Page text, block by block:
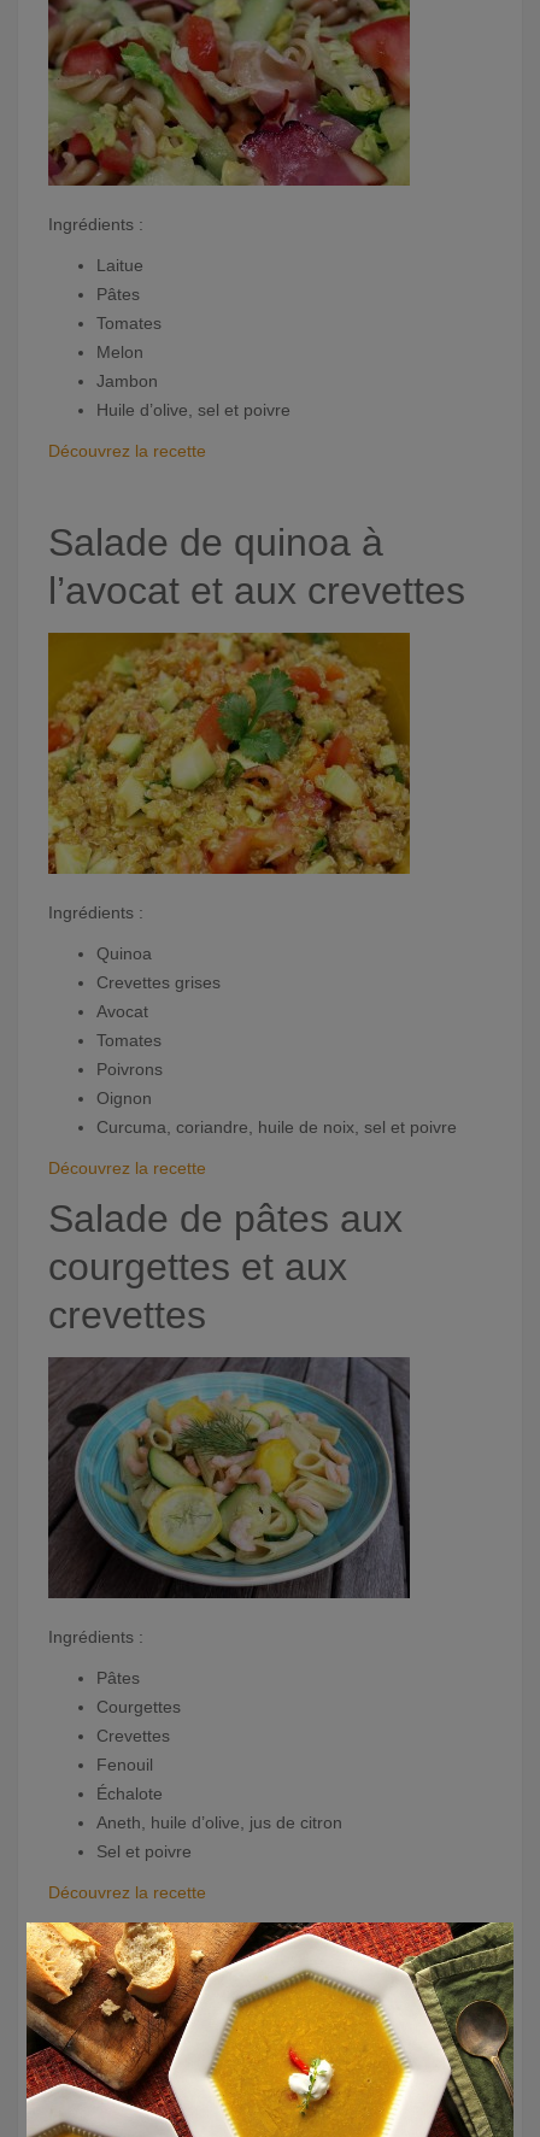
Ingrédients :
Laitue
Pâtes
Tomates
Melon
Jambon
Huile d’olive, sel et poivre
Découvrez la recette
Salade de quinoa à
l’avocat et aux crevettes
Ingrédients :
Quinoa
Crevettes grises
Avocat
Tomates
Poivrons
Oignon
Curcuma, coriandre, huile de noix, sel et poivre
Découvrez la recette
Salade de pâtes aux
courgettes et aux
crevettes
Ingrédients :
Pâtes
Courgettes
Crevettes
Fenouil
Échalote
Aneth, huile d’olive, jus de citron
Sel et poivre
Découvrez la recette
Salade de pâtes ×